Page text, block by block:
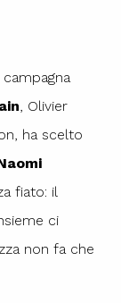
, Olivier
ha scelto
fiato: il
ci
non fa che